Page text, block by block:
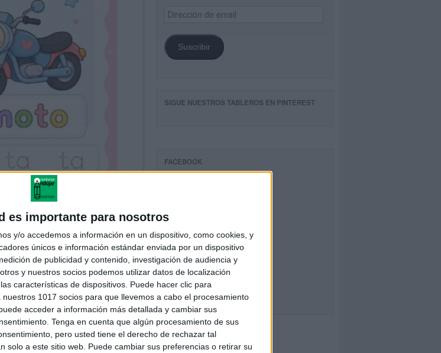
es importante para nosotros
y/o accedemos a información en un dispositivo, como cookies, y
únicos e información estándar enviada por un dispositivo
de publicidad y contenido, investigación de audiencia y
y nuestros socios podemos utilizar datos de localización
características de dispositivos. Puede hacer clic para
1017 socios para que llevemos a cabo el procesamiento
acceder a información más detallada y cambiar sus
Tenga en cuenta que algún procesamiento de sus
pero usted tiene el derecho de rechazar tal
solo a este sitio web. Puede cambiar sus preferencias o retirar su
Dirección
de
Suscribir
SIGUE NUESTROS TABLEROS EN PINTEREST
FACEBOOK